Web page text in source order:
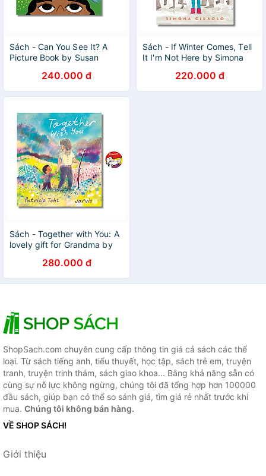
Sách - Can You See It? A
Picture Book by Susan
Novel About Mental Health
240.000 đ
Sách - If Winter Comes, Tell
It I'm Not Here by Simona
book in English
220.000 đ
Sách - Together with You: A
lovely gift for Grandma by
Children Book280.000 đ
ShopSach.com chuyên cung cấp thông tin giá cả sách các thể
loại. Từ sách tiếng anh, tiểu thuyết, học tập, sách trẻ em, truyện
tranh, truyện trinh thám, sách giao khoa... Bằng khả năng sẵn có
cùng sự nỗ lực không ngừng, chúng tôi đã tổng hợp hơn 100000
đầu sách, giúp bạn có thể so sánh giá, tìm giá rẻ nhất trước khi
mua. Chúng tôi không bán hàng.
VỀ SHOP SÁCH!
Giới thiệu